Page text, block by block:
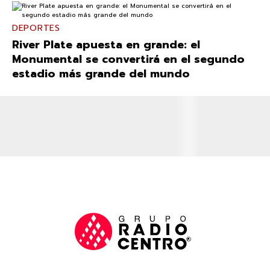
DEPORTES
River Plate apuesta en grande: el
Monumental se convertirá en el segundo
estadio más grande del mundo